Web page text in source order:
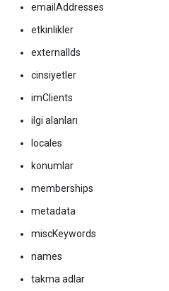
emailAddresses
etkinlikler
externalIds
cinsiyetler
imClients
ilgi alanları
locales
konumlar
memberships
metadata
miscKeywords
names
takma adlar